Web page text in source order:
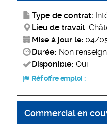
Type de contrat:
Lieu de travail:
Mise à jour le: 04/
Durée: Non
Disponible: Oui
Réf offre emploi :
Commercial en